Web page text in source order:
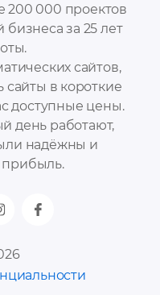
200 000 проектов
за 25 лет
сайтов,
сайты в короткие
доступные цены.
день работают,
надёжны и